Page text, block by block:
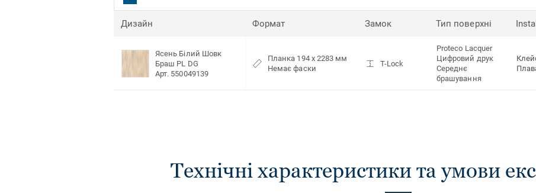
Дизайн Формат Замок Тип поверхні
Ясень Білий Шовк
Браш PL DG
Арт. 550049139
Планка 194 x 2283 мм
Немає фаски
T-Lock
Proteco Lacquer
Цифровий друк
Середнє
брашування
Технічні характеристики та умови